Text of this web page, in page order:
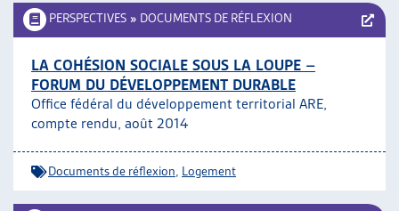
PERSPECTIVES » DOCUMENTS DE RÉFLEXION
LA COHÉSION SOCIALE SOUS LA LOUPE –
FORUM DU DÉVELOPPEMENT DURABLE
Office fédéral du développement territorial ARE,
compte rendu, août 2014
Documents de réflexion Logement